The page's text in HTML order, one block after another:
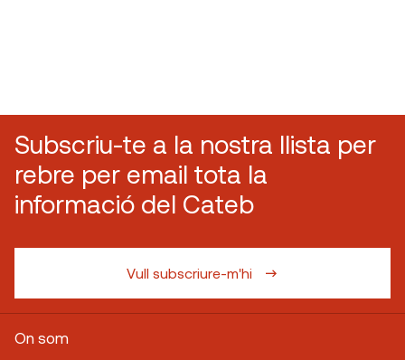
Subscriu-te a la nostra llista per
rebre per email tota la
informació del Cateb
Vull subscriure-m'hi
On som